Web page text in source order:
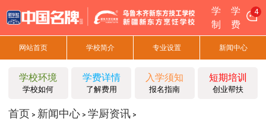
学
制
学
费
4
网站首页 学校简介 专业设置 新闻中心
学校环境
学校如何
学费详情
了解费用
入学须知
报名指南
短期培训
创业帮扶
首页 > 新闻中心> 学厨资讯>